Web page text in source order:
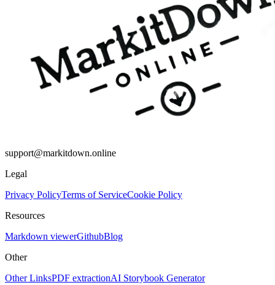
support@markitdown.online
Legal
Privacy PolicyTerms of ServiceCookie Policy
Resources
Markdown viewerGithubBlog
Other
Other LinksPDF extractionAI Storybook Generator